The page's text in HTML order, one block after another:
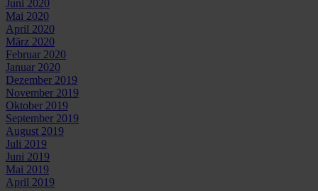
Juni 2020
Mai 2020
April 2020
März 2020
Februar 2020
Januar 2020
Dezember 2019
November 2019
Oktober 2019
September 2019
August 2019
Juli 2019
Juni 2019
Mai 2019
April 2019